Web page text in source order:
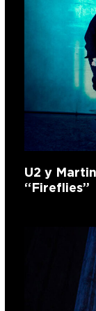
U2 y
“Fireflies”